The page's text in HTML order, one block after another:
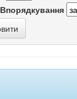
Впорядкування